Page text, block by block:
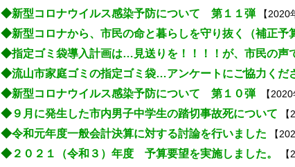
◆新型コロナウイルス感染予防について 第１１弾【2020
◆新型コロナから、市民の命と暮らしを守り抜く（補正予
◆指定ゴミ袋導入計画は…見送りを！！！！が、市民の声
◆流山市家庭ゴミの指定ゴミ袋…アンケートにご協力くだ
◆新型コロナウイルス感染予防について 第１０弾 【2020
◆ ９月に発生した市内男子中学生の踏切事故死について 【
◆令和元年度一般会計決算に対する討論を行いました 【
◆ ２０２１（令和３）年度 予算要望を実施しました。 【